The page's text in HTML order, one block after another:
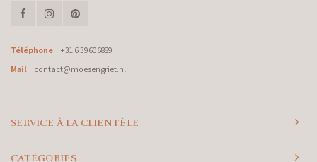
Téléphone
+31 6 39606889
Mail
contact@moesengriet.nl
SERVICE À LA CLIENTÈLE
CATÉGORIES